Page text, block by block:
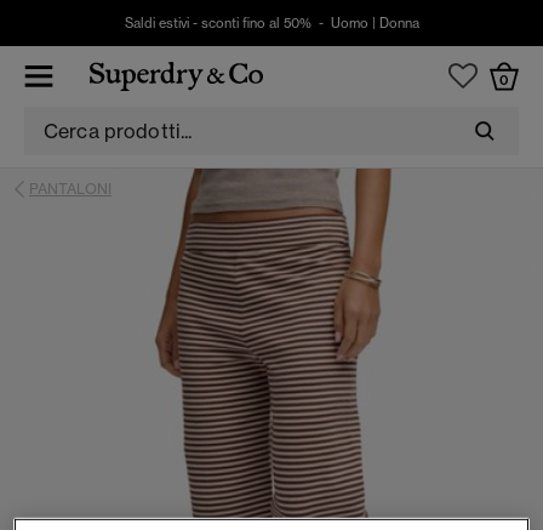
Saldi estivi - sconti fino al 50% - Uomo Donna
0
PANTALONI